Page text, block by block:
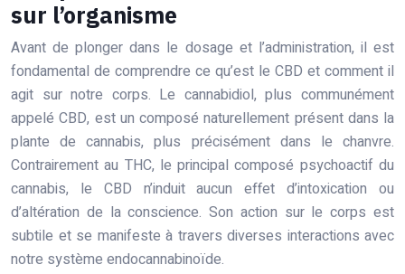
sur l’organisme
Avant de plonger dans le dosage et l’administration, il est
fondamental de comprendre ce qu’est le CBD et comment il
agit sur notre corps. Le cannabidiol, plus communément
appelé CBD, est un composé naturellement présent dans la
plante de cannabis, plus précisément dans le chanvre.
Contrairement au THC, le principal composé psychoactif du
cannabis, le CBD n’induit aucun effet d’intoxication ou
d’altération de la conscience. Son action sur le corps est
subtile et se manifeste à travers diverses interactions avec
notre système endocannabinoïde.